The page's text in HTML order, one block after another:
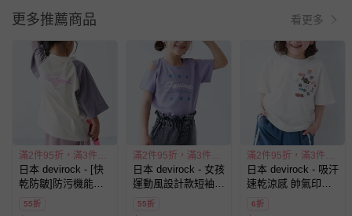
更多推薦商品 看更多
滿2件95折，滿3件9折
日本 devirock - [快
乾防皺]防污機能短
袖上衣-撞色-白x紫
55折
滿2件95折，滿3件9折
日本 devirock - 女孩
運動風設計款短袖T
恤-肩開口-紫
55折
滿2件95折，滿3件9折
日本 devirock - 吸汗
速乾涼感 帥氣印花
短袖上衣-各種logo-
6折